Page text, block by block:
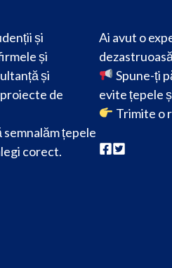
și
și
și
de
țepele
corect.
Ai avut o
Spune-ți
evite țepele
Trimite o